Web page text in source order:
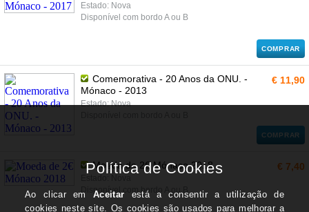
Estado: Nova
Disponível com bordo A ou B
COMPRAR
Comemorativa - 20 Anos da ONU. -
Mónaco - 2013
Estado: Nova
€ 11,90
COMPRAR
Moeda de 2€ Mónaco 2018
Disponível com bordo A ou B
€ 7,40